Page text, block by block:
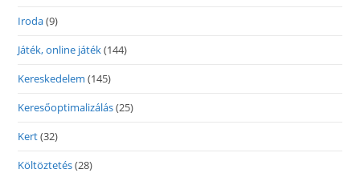
Iroda(9)
Játék, online játék(144)
Kereskedelem (145)
Keresőoptimalizálás(25)
Kert(32)
Költöztetés(28)